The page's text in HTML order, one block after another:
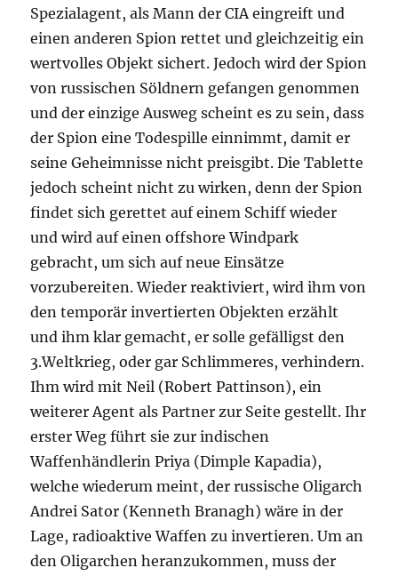
Spezialagent, als Mann der CIA eingreift und
einen anderen Spion rettet und gleichzeitig ein
wertvolles Objekt sichert. Jedoch wird der Spion
von russischen Söldnern gefangen genommen
und der einzige Ausweg scheint es zu sein, dass
der Spion eine Todespille einnimmt, damit er
seine Geheimnisse nicht preisgibt. Die Tablette
jedoch scheint nicht zu wirken, denn der Spion
findet sich gerettet auf einem Schiff wieder
und wird auf einen offshore Windpark
gebracht, um sich auf neue Einsätze
vorzubereiten. Wieder reaktiviert, wird ihm von
den temporär invertierten Objekten erzählt
und ihm klar gemacht, er solle gefälligst den
3.Weltkrieg, oder gar Schlimmeres, verhindern.
Ihm wird mit Neil (Robert Pattinson), ein
weiterer Agent als Partner zur Seite gestellt. Ihr
erster Weg führt sie zur indischen
Waffenhändlerin Priya (Dimple Kapadia),
welche wiederum meint, der russische Oligarch
Andrei Sator (Kenneth Branagh) wäre in der
Lage, radioaktive Waffen zu invertieren. Um an
den Oligarchen heranzukommen, muss der